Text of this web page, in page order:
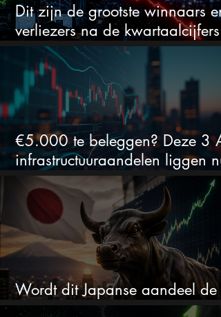
Dit zijn de grootste winnaars en
verliezers na de kwartaalcijfers
(2 springen eruit)
€5.000 te beleggen? Deze 3
infrastructuuraandelen liggen nu
in de uitverkoop
Wordt dit Japanse aandeel de
comeback kid van 2026?